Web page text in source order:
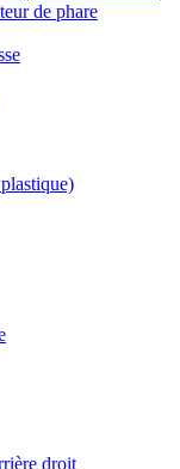
de phare
droit